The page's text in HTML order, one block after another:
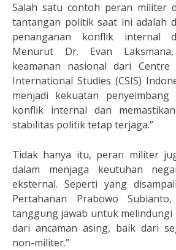
Salah satu contoh peran militer
tantangan politik saat ini adalah
penanganan konflik internal
Menurut Dr. Evan
keamanan nasional dari
International Studies (CSIS)
menjadi kekuatan penyeimbang
konflik internal dan
stabilitas politik tetap terjaga.”
Tidak hanya itu, peran militer
dalam menjaga keutuhan
eksternal. Seperti yang
Pertahanan Prabowo
tanggung jawab untuk melindungi
dari ancaman asing, baik dari
non-militer.”